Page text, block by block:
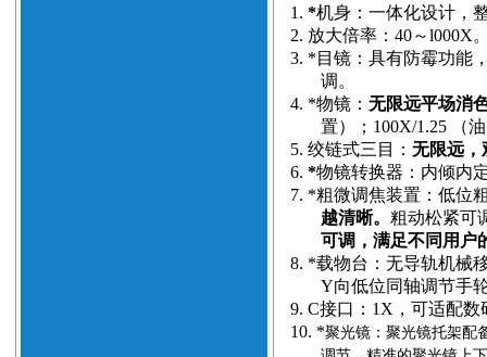
1. *机身：一体化设计，
2. 放大倍率：40～l000X
3. *目镜：具有防霉功能
调。
4. *物镜： 无限远平场消
置）；100X/1.25 （
5. 绞链式三目： 无限远，
6. *物镜转换器：内倾内
7. *粗微调焦装置：低位
越清晰。 粗动松紧可
可调，满足不同用户
8. *载物台：无导轨机械
Y向低位同轴调节手
9. C接口：1X，可适配
10. *聚光镜：聚光镜托架配